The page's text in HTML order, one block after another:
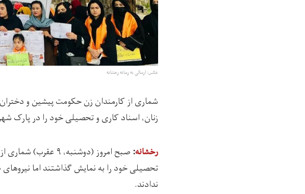
عکس: ارسالی به رسانه رخشانه
شماری از کارمندان زن حکومت پیشین و
زنان، اسناد کاری و تحصیلی خود را در پارک
رخشانه:
صبح امروز
تحصیلی خود را به نمایش گذاشتند اما
ندادند.